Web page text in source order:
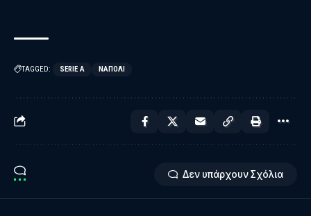
TAGGED: SERIE A ΝΆΠΟΛΙ
Δεν υπάρχουν Σχόλια